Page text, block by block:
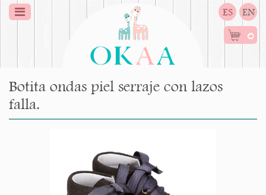
ES EN
0
Botita ondas piel serraje con lazos
falla.